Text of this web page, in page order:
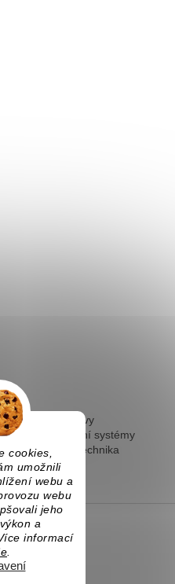
cookies,
umožnili
webu a
webu
jeho
a
informací
.
kompletní sestavy
Ostrovní solární systémy
a dílenská technika
ohřev vody
Shoptet